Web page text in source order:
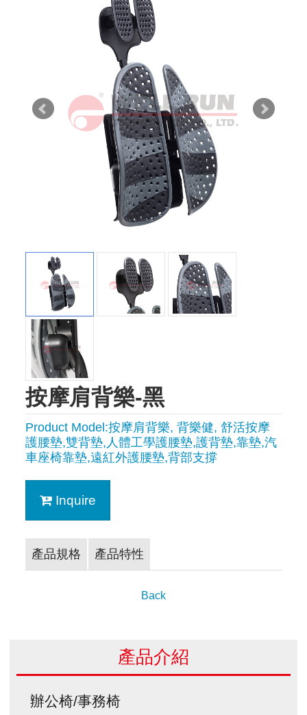
產品介紹
辦公椅/事務椅
按摩肩背樂-黑
Product Model:按摩肩背樂, 背樂健, 舒活按摩
護腰墊,雙背墊,人體工學護腰墊,護背墊,靠墊,汽
車座椅靠墊,遠紅外護腰墊,背部支撐
Inquire
產品規格 產品特性
Back